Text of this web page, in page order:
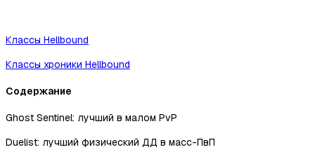
Классы Hellbound
Классы хроники Hellbound
Содержание
Ghost Sentinel: лучший в малом PvP
Duelist: лучший физический ДД в масс-ПвП